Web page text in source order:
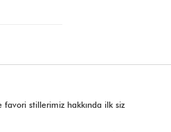
stillerimiz hakkında ilk siz